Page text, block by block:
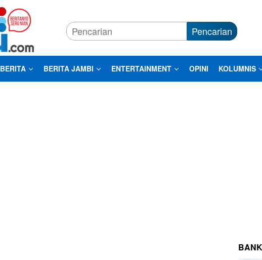
Pencarian
BERITA BERITA JAMBI ENTERTAINMENT OPINI KOLUMNIS